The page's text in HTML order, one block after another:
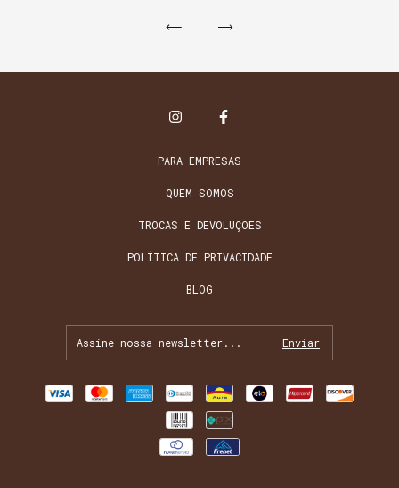
PARA EMPRESAS
QUEM SOMOS
TROCAS E DEVOLUÇÕES
POLÍTICA DE PRIVACIDADE
BLOG